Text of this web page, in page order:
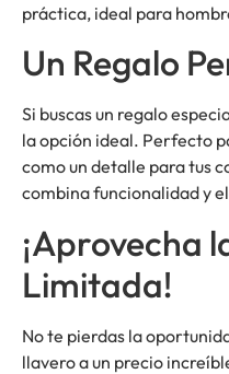
práctica, ideal para
Un Regalo
Si buscas un regalo
la opción ideal. Perfecto
como un detalle para tus
combina funcionalidad y
¡Aprovecha
Limitada!
No te pierdas la
llavero a un precio